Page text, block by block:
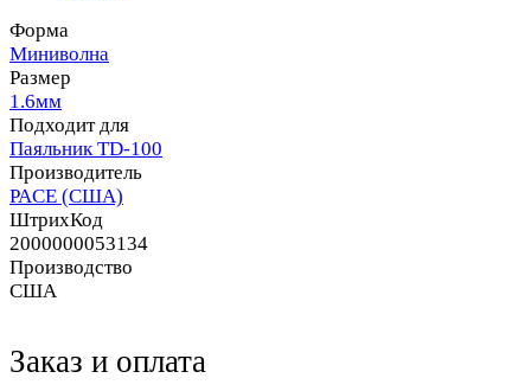
Форма
Миниволна
Размер
1.6мм
Подходит для
Паяльник TD-100
Производитель
PACE (США)
ШтрихКод
2000000053134
Производство
США
Заказ и оплата